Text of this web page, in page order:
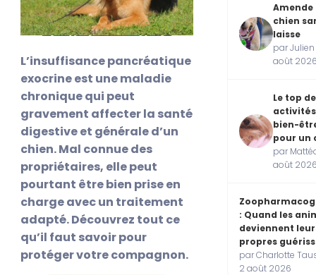
L’insuffisance pancréatique
exocrine est une maladie
chronique qui peut
gravement affecter la santé
digestive et générale d’un
chien. Mal connue des
propriétaires, elle peut
pourtant être bien prise en
charge avec un traitement
adapté. Découvrez tout ce
qu’il faut savoir pour
protéger votre compagnon.
Amende
chien
laisse
par
août
Le top
activités
bien-
pour un
par
août
: Quand les
deviennent
propres
par Charlotte
2 août 2026